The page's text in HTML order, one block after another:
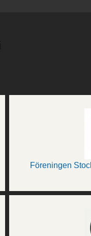
Föreningen